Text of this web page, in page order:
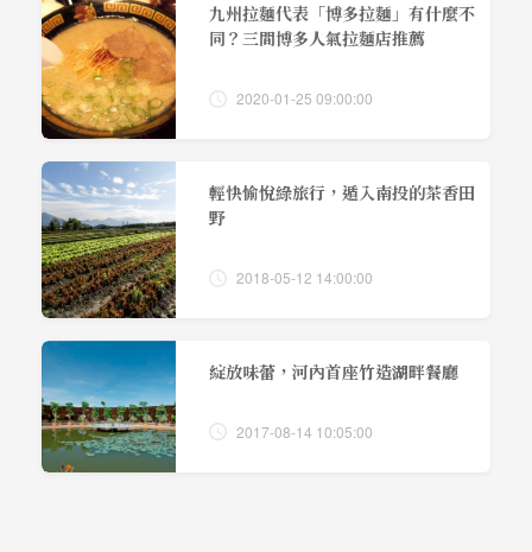
九州拉麵代表「博多拉麵」有什麼不
同？三間博多人氣拉麵店推薦
2020-01-25 09:00:00
輕快愉悅綠旅行，遁入南投的茶香田
野
2018-05-12 14:00:00
綻放味蕾，河內首座竹造湖畔餐廳
2017-08-14 10:05:00